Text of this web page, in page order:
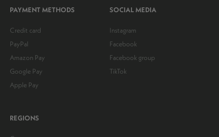
PAYMENT METHODS
Credit card
PayPal
Amazon Pay
Google Pay
Apple Pay
SOCIAL MEDIA
Instagram
Facebook
Facebook group
TikTok
REGIONS